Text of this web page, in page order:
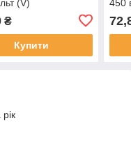
(V)
₴
Купити
450